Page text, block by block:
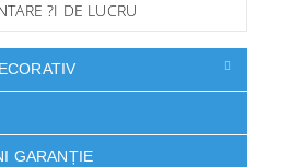
?I DE LUCRU
GARANȚIE